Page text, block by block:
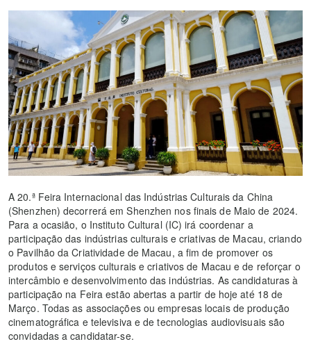
A 20.ª Feira Internacional das Indústrias Culturais da China
(Shenzhen) decorrerá em Shenzhen nos finais de Maio de 2024.
Para a ocasião, o Instituto Cultural (IC) irá coordenar a
participação das indústrias culturais e criativas de Macau, criando
o Pavilhão da Criatividade de Macau, a fim de promover os
produtos e serviços culturais e criativos de Macau e de reforçar o
intercâmbio e desenvolvimento das indústrias. As candidaturas à
participação na Feira estão abertas a partir de hoje até 18 de
Março. Todas as associações ou empresas locais de produção
cinematográfica e televisiva e de tecnologias audiovisuais são
convidadas a candidatar-se.